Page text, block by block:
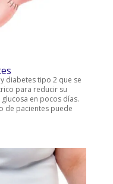
diabetes tipo 2 que se
para reducir su
en pocos días.
de pacientes puede